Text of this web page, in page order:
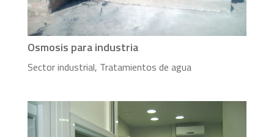
Osmosis para industria
Sector industrial, Tratamientos de agua